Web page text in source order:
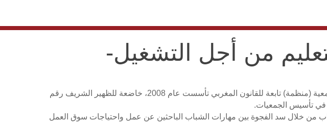
من أجل التشغيل-
مؤسسة التعليم من أجل التشغيل-المغرب، هي جمعية (منظمة) تابعة للقانون المغربي تأسست عام 2008، خاضعة للظهير الشريف رقم
من خلال سد الفجوة بين مهارات الشباب الباحثين عن عمل واحتياجات سوق العمل